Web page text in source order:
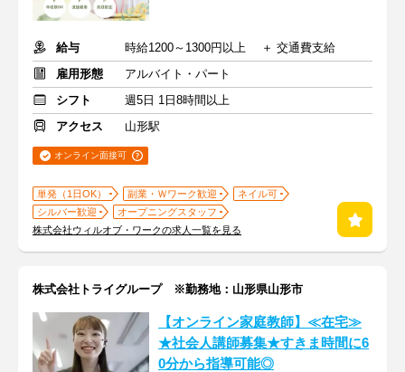
給与
時給1200～1300円以上 ＋ 交通費支給
雇用形態
アルバイト・パート
シフト
週5日 1日8時間以上
アクセス
山形駅
オンライン面接可
単発（1日OK） 副業・Ｗワーク歓迎
ネイル可
シルバー歓迎
オープニングスタッフ
株式会社ウィルオブ・ワークの求人一覧を見る
株式会社トライグループ ※勤務地：山形県山形市
【オンライン家庭教師】≪在宅≫
★社会人講師募集★すきま時間に6
0分から指導可能◎